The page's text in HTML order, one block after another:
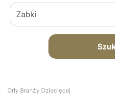
Orły Branży Dziecięcej